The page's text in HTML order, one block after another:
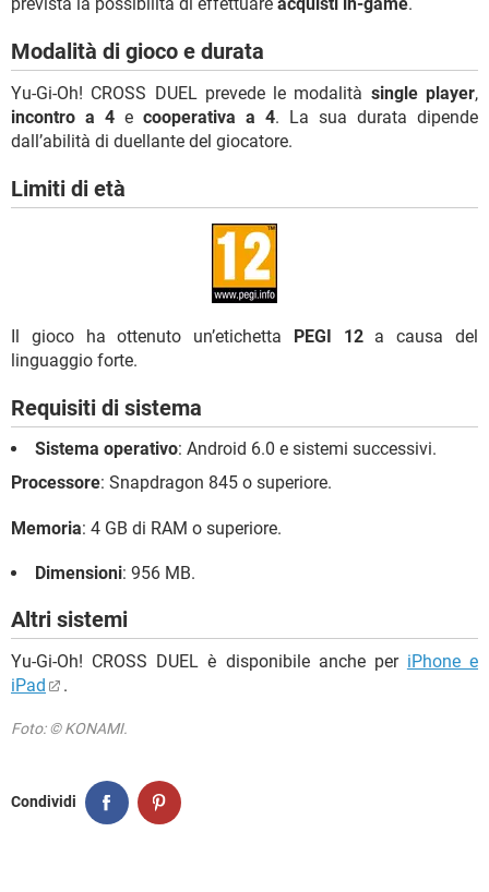
Modalità di gioco e durata
Yu-Gi-Oh! CROSS DUEL prevede le modalità single player,
incontro a 4 e cooperativa a 4. La sua durata dipende
dall’abilità di duellante del giocatore.
Limiti di età
Il gioco ha ottenuto un’etichetta PEGI 12a causa del
linguaggio forte.
Requisiti di sistema
Sistema operativo: Android 6.0 e sistemi successivi.
Processore: Snapdragon 845 o superiore.
Memoria: 4 GB di RAM o superiore.
Dimensioni: 956 MB.
Altri sistemi
Yu-Gi-Oh! CROSS DUEL è disponibile anche per iPhone e
iPad
.
Foto: © KONAMI.
Condividi